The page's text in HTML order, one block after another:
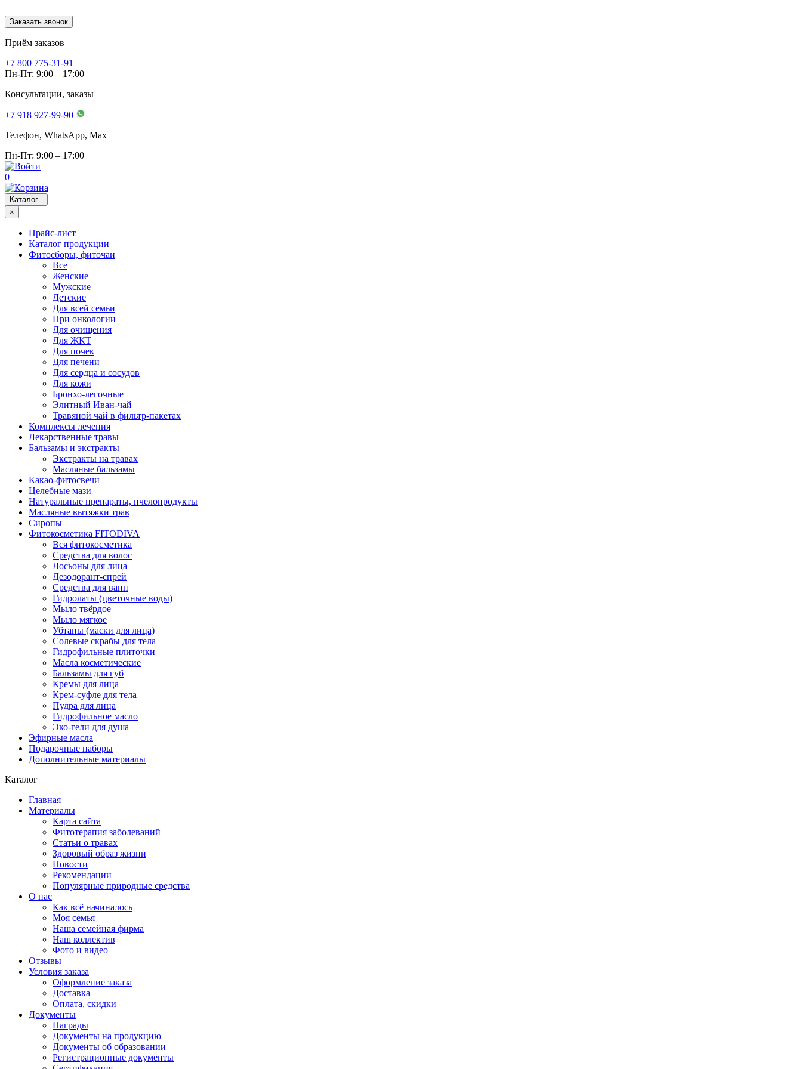
Заказать звонок
Приём заказов
+7 800 775-31-91
Пн-Пт: 9:00 – 17:00
Консультации, заказы
+7 918 927-99-90
Телефон, WhatsApp, Мах
Пн-Пт: 9:00 – 17:00
0
Каталог
×
Прайс-лист
Каталог продукции
Фитосборы, фиточаи
Все
Женские
Мужские
Детские
Для всей семьи
При онкологии
Для очищения
Для ЖКТ
Для почек
Для печени
Для сердца и сосудов
Для кожи
Бронхо-легочные
Элитный Иван-чай
Травяной чай в фильтр-пакетах
Комплексы лечения
Лекарственные травы
Бальзамы и экстракты
Экстракты на травах
Масляные бальзамы
Какао-фитосвечи
Целебные мази
Натуральные препараты, пчелопродукты
Масляные вытяжки трав
Сиропы
Фитокосметика FITODIVA
Вся фитокосметика
Средства для волос
Лосьоны для лица
Дезодорант-спрей
Средства для ванн
Гидролаты (цветочные воды)
Мыло твёрдое
Мыло мягкое
Убтаны (маски для лица)
Солевые скрабы для тела
Гидрофильные плиточки
Масла косметические
Бальзамы для губ
Кремы для лица
Крем-суфле для тела
Пудра для лица
Гидрофильное масло
Эко-гели для душа
Эфирные масла
Подарочные наборы
Дополнительные материалы
Каталог
Главная
Материалы
Карта сайта
Фитотерапия заболеваний
Статьи о травах
Здоровый образ жизни
Новости
Рекомендации
Популярные природные средства
О нас
Как всё начиналось
Моя семья
Наша семейная фирма
Наш коллектив
Фото и видео
Отзывы
Условия заказа
Оформление заказа
Доставка
Оплата, скидки
Документы
Награды
Документы на продукцию
Документы об образовании
Регистрационные документы